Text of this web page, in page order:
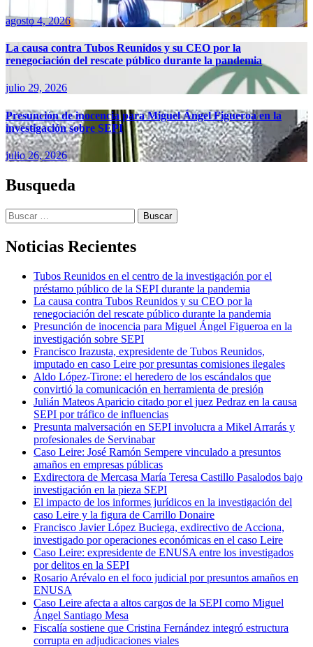
agosto 4, 2026
La causa contra Tubos Reunidos y su CEO por la
renegociación del rescate público durante la pandemia
julio 29, 2026
Presunción de inocencia para Miguel Ángel Figueroa en la
investigación sobre SEPI
julio 26, 2026
Busqueda
Buscar:
Noticias Recientes
Tubos Reunidos en el centro de la investigación por el
préstamo público de la SEPI durante la pandemia
La causa contra Tubos Reunidos y su CEO por la
renegociación del rescate público durante la pandemia
Presunción de inocencia para Miguel Ángel Figueroa en la
investigación sobre SEPI
Francisco Irazusta, expresidente de Tubos Reunidos,
imputado en caso Leire por presuntas comisiones ilegales
Aldo López-Tirone: el heredero de los escándalos que
convirtió la comunicación en herramienta de presión
Julián Mateos Aparicio citado por el juez Pedraz en la causa
SEPI por tráfico de influencias
Presunta malversación en SEPI involucra a Mikel Arrarás y
profesionales de Servinabar
Caso Leire: José Ramón Sempere vinculado a presuntos
amaños en empresas públicas
Exdirectora de Mercasa María Teresa Castillo Pasalodos bajo
investigación en la pieza SEPI
El impacto de los informes jurídicos en la investigación del
caso Leire y la figura de Carrillo Donaire
Francisco Javier López Buciega, exdirectivo de Acciona,
investigado por operaciones económicas en el caso Leire
Caso Leire: expresidente de ENUSA entre los investigados
por delitos en la SEPI
Rosario Arévalo en el foco judicial por presuntos amaños en
ENUSA
Caso Leire afecta a altos cargos de la SEPI como Miguel
Ángel Santiago Mesa
Fiscalía sostiene que Cristina Fernández integró estructura
corrupta en adjudicaciones viales